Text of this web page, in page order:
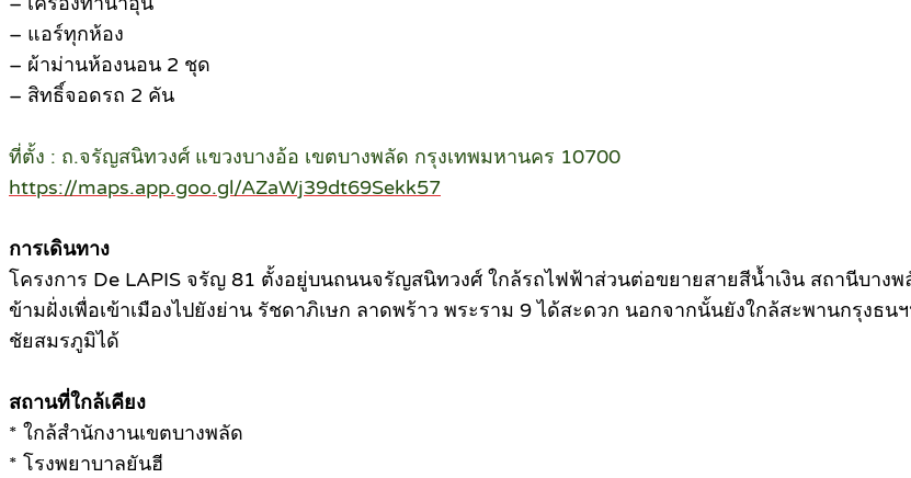
– แอร์ทุกห้อง
– ผ้าม่านห้องนอน 2 ชุด
– สิทธิ์จอดรถ 2 คัน
ที่ตั้ง : ถ.จรัญสนิทวงศ์ แขวงบางอ้อ เขตบางพลัด กรุงเทพมหานคร 10700
https://maps.app.goo.gl/AZaWj39dt69Sekk57
การเดินทาง
โครงการ De LAPIS จรัญ 81 ตั้งอยู่บนถนนจรัญสนิทวงศ์ ใกล้รถไฟฟ้าส่วนต่อขยายสายสีน้ำเงิน สถานีบาง
ข้ามฝั่งเพื่อเข้าเมืองไปยังย่าน รัชดาภิเษก ลาดพร้าว พระราม 9 ได้สะดวก นอกจากนั้นยังใกล้สะพานกรุงธ
ชัยสมรภูมิได้
สถานที่ใกล้เคียง
* ใกล้สำนักงานเขตบางพลัด
* โรงพยาบาลยันฮี